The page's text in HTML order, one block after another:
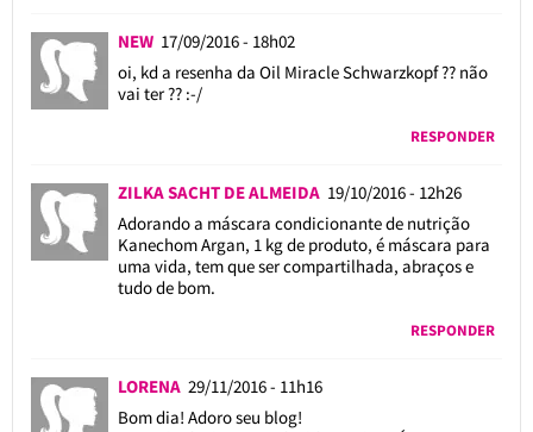
NEW 17/09/2016 - 18h02
oi, kd a resenha da Oil Miracle Schwarzkopf ?? não
vai ter ?? :-/
RESPONDER
ZILKA SACHT DE ALMEIDA 19/10/2016 - 12h26
Adorando a máscara condicionante de nutrição
Kanechom Argan, 1 kg de produto, é máscara para
uma vida, tem que ser compartilhada, abraços e
tudo de bom.
RESPONDER
LORENA 29/11/2016 - 11h16
Bom dia! Adoro seu blog!